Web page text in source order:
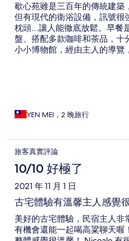
歇心苑雖是三百年的傳統建築
但有現代的衛浴設備，訊號
枕頭...讓人能徹底放鬆。早餐
盤、搭配多款咖啡和茶品，十
小小博物館，經由主人的導覽
YEN MEI，2 晚旅行
旅客真實評論
10/10 好極了
2021 年 11 月 1 日
古宅體驗有溫馨主人感覺
美好的古宅體驗，民宿主人非
有機會還能一起喝高粱聊天喔